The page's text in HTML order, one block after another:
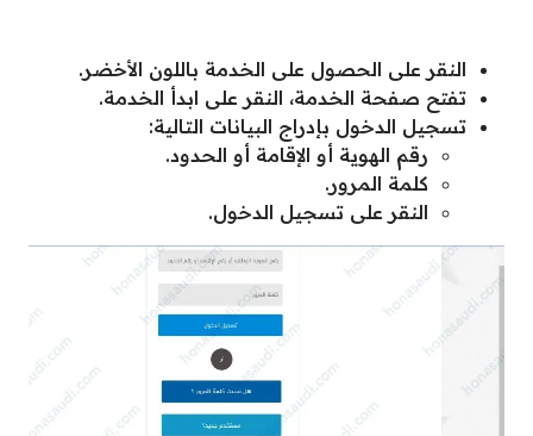
النقر على الحصول على الخدمة باللون الأخضر.
تفتح صفحة الخدمة، النقر على ابدأ الخدمة.
تسجيل الدخول بإدراج البيانات التالية:
رقم الهوية أو الإقامة أو الحدود.
كلمة المرور.
النقر على تسجيل الدخول.